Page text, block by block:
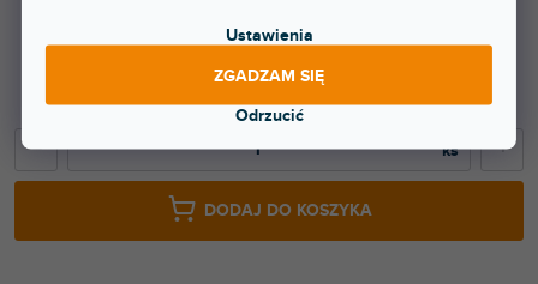
Ustawienia
Odrzucić
ZGADZAM SIĘ
+
−
DODAJ DO KOSZYKA